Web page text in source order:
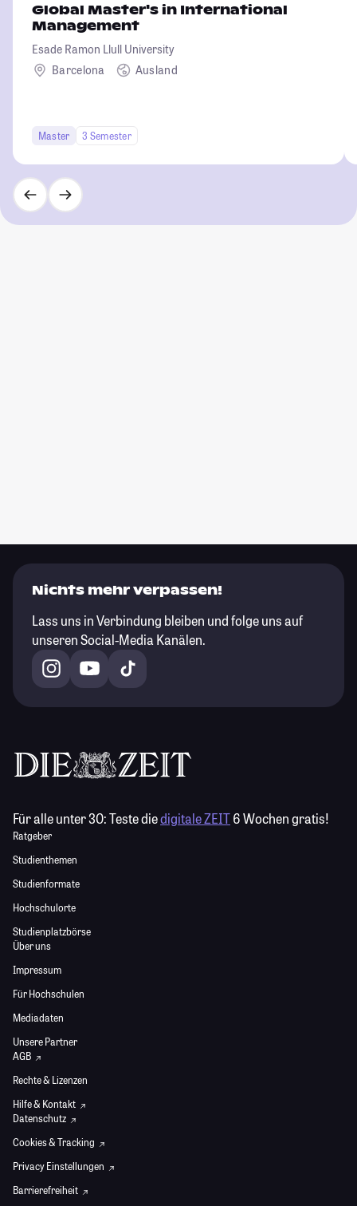
Global Master's in International
Management
Esade Ramon Llull University
Barcelona
Ausland
Master 3 Semester
Nichts mehr verpassen!
Lass uns in Verbindung bleiben und folge uns auf
unseren Social-Media Kanälen.
Für alle unter 30:Teste diedigitale ZEIT6 Wochen gratis!
Ratgeber
Studienthemen
Studienformate
Hochschulorte
Studienplatzbörse
Über uns
Impressum
Für Hochschulen
Mediadaten
Unsere Partner
AGB
Rechte & Lizenzen
Hilfe & Kontakt
Datenschutz
Cookies & Tracking
Privacy Einstellungen
Barrierefreiheit